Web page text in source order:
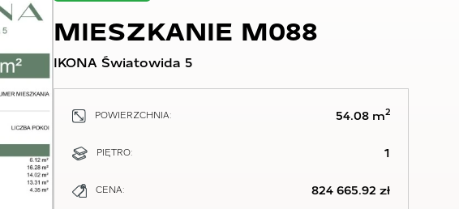
MIESZKANIE M088
IKONA Światowida 5
POWIERZCHNIA: 54.08 m2
PIĘTRO: 1
CENA: 824 665.92 zł